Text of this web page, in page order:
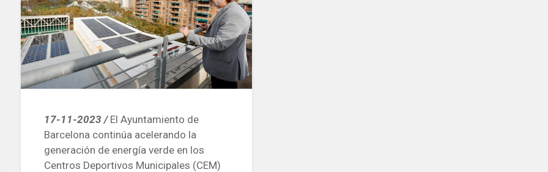
17-11-2023 /El Ayuntamiento de
Barcelona continúa acelerando la
generación de energía verde en los
Centros Deportivos Municipales (CEM)